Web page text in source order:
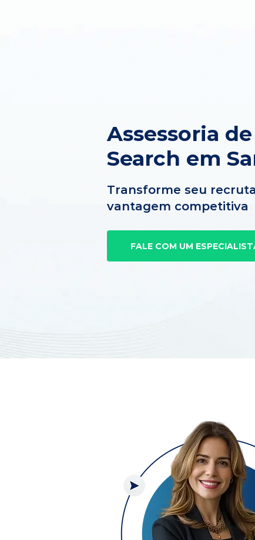
Assessoria
Search em
Transforme seu
vantagem competitiva
FALE COM UM